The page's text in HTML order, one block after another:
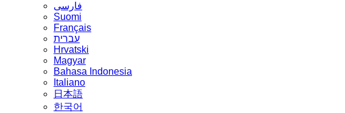
فارسی
Suomi
Français
עברית
Hrvatski
Magyar
Bahasa Indonesia
Italiano
日本語
한국어